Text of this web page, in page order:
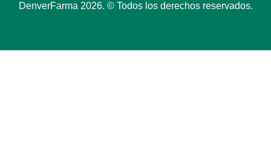
DenverFarma 2026. © Todos los derechos reservados.